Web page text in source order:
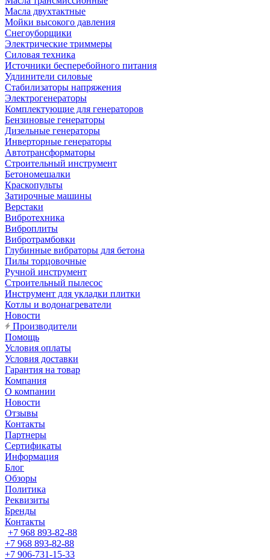
Масла двухтактные
Мойки высокого давления
Снегоуборщики
Электрические триммеры
Силовая техника
Источники бесперебойного питания
Удлинители силовые
Стабилизаторы напряжения
Электрогенераторы
Комплектующие для генераторов
Бензиновые генераторы
Дизельные генераторы
Инверторные генераторы
Автотрансформаторы
Строительный инструмент
Бетономешалки
Краскопульты
Затирочные машины
Верстаки
Вибротехника
Виброплиты
Вибротрамбовки
Глубинные вибраторы для бетона
Пилы торцовочные
Ручной инструмент
Строительный пылесос
Инструмент для укладки плитки
Котлы и водонагреватели
Новости
Производители
Помощь
Условия оплаты
Условия доставки
Гарантия на товар
Компания
О компании
Новости
Отзывы
Контакты
Партнеры
Сертификаты
Информация
Блог
Обзоры
Политика
Реквизиты
Бренды
Контакты
+7 968 893-82-88
+7 968 893-82-88
+7 906-731-15-33